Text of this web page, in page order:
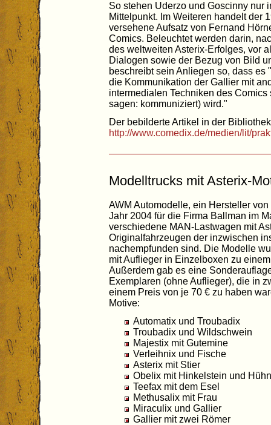
So stehen Uderzo und Goscinny nur
Mittelpunkt. Im Weiteren handelt der
versehene Aufsatz von Fernand
Comics. Beleuchtet werden darin,
des weltweiten Asterix-Erfolges, vor
Dialogen sowie der Bezug von Bild
beschreibt sein Anliegen so, dass es
die Kommunikation der Gallier mit
intermedialen Techniken des
sagen: kommuniziert) wird."
Der bebilderte Artikel in der
http://www.comedix.de/medien/lit/
Modelltrucks mit Asterix-
AWM Automodelle, ein Hersteller
Jahr 2004 für die Firma Ballman im
verschiedene MAN-Lastwagen mit
Originalfahrzeugen der inzwischen
nachempfunden sind. Die Modelle
mit Auflieger in Einzelboxen zu
Außerdem gab es eine
Exemplaren (ohne Auflieger), die in
einem Preis von je 70 € zu haben
Motive:
Automatix und Troubadix
Troubadix und Wildschwein
Majestix mit Gutemine
Verleihnix und Fische
Asterix mit Stier
Obelix mit Hinkelstein und
Teefax mit dem Esel
Methusalix mit Frau
Miraculix und Gallier
Gallier mit zwei Römer